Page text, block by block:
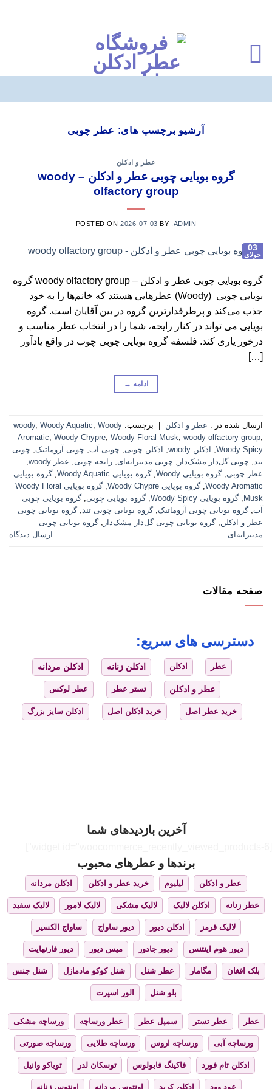
آرشیو برچسب های: عطر چوبی
عطر و ادکلن
گروه بویایی چوبی عطر و ادکلن – woody
olfactory group
POSTED ON2026-07-03 BY .ADMIN
03
جولای
گروه بویایی چوبی عطر و ادکلن – woody olfactory group گروه
بویایی چوبی (Woody) عطرهایی هستند که خانم‌ها را به خود
جذب می‌کند و پرطرفدارترین گروه در بین آقایان است. گروه
بویایی می تواند در کنار رایحه، شما را در انتخاب عطر مناسب و
درخور یاری کند. فلسفه گروه بویایی چوبی چوب در واقع یادآور
[…]
ادامه →
ارسال شده در : عطر و ادکلن برچسب: woody, Woody Aquatic, Woody
Aromatic, Woody Chypre, Woody Floral Musk, woody olfactory group,
Woody Spicy
, ادکلن woody , ادکلن چوبی, چوبی آب, چوبی آروماتیک, چوبی
تند, چوبی گل‌دار مشک‌دار , چوبی مدیترانه‌ای, رایحه چوبی, عطر woody
,
عطر چوبی,گروه بویایی Woody ,گروه بویایی Woody Aquatic ,گروه بویایی
Woody Aromatic
,گروه بویایی Woody Chypre ,
گروه بویایی Woody Floral
Musk
,گروه بویایی Woody Spicy ,گروه بویایی چوبی,گروه بویایی چوبی
آب,گروه بویایی چوبی آروماتیک,گروه بویایی چوبی تند,گروه بویایی چوبی
عطر و ادکلن,گروه بویایی چوبی گل‌دار مشک‌دار ,گروه بویایی چوبی
مدیترانه‌ای
ارسال دیدگاه
صفحه مقالات
دسترسی های سریع:
عطر ادکلن ادکلن زنانه ادکلن مردانه
عطر و ادکلن تستر عطر عطر لوکس
خرید عطر اصل خرید ادکلن اصل ادکلن سایز بزرگ
آخرین بازدیدهای شما
برندها و عطرهای محبوب
عطر و ادکلن لیلیوم خرید عطر و ادکلن ادکلن مردانه
عطر زنانه ادکلن لالیک لالیک مشکی لالیک لامور لالیک سفید
لالیک قرمز ادکلن دیور دیور ساواج ساواج الکسیر
دیور هوم اینتنس دیور جادور میس دیور دیور فارنهایت
بلک افغان مگامار عطر شنل شنل کوکو مادمازل شنل چنس
بلو شنل الور اسپرت
عطر عطر تستر سمپل عطر عطر ورساچه ورساچه مشکی
ورساچه آبی ورساچه اروس ورساچه طلایی ورساچه صورتی
ادکلن تام فورد فاکینگ فابولوس توسکان لدر توباکو وانیل
عود وود ادکلن کرید اونتوس مردانه اونتوس زنانه